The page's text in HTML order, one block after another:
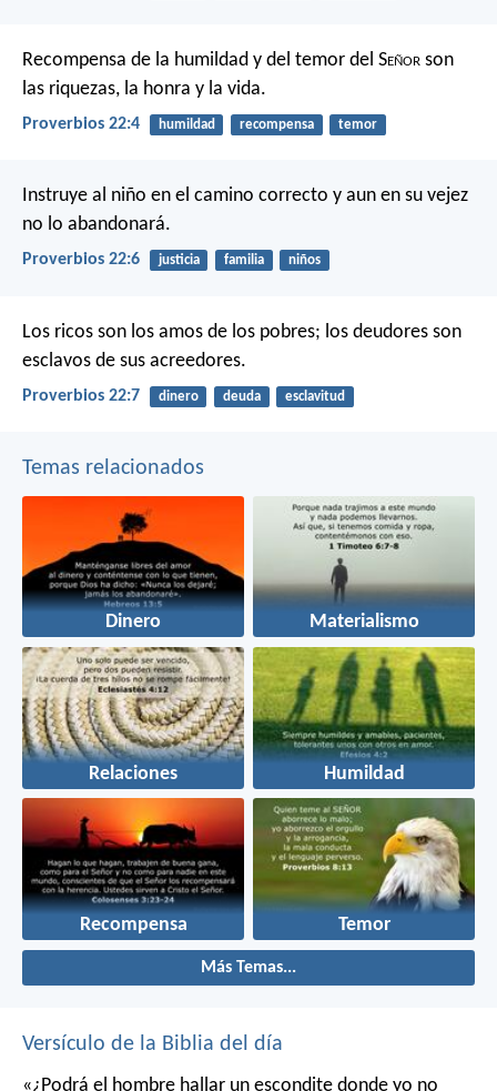
Recompensa de la humildad y del temor del Señor son
las riquezas, la honra y la vida.
Proverbios 22:4 humildad recompensa temor
Instruye al niño en el camino correcto y aun en su vejez
no lo abandonará.
Proverbios 22:6 justicia familia niños
Los ricos son los amos de los pobres; los deudores son
esclavos de sus acreedores.
Proverbios 22:7 dinero deuda esclavitud
Temas relacionados
Dinero Materialismo
Relaciones Humildad
Recompensa Temor
Más Temas...
Versículo de la Biblia del día
«¿Podrá el hombre hallar un escondite donde yo no